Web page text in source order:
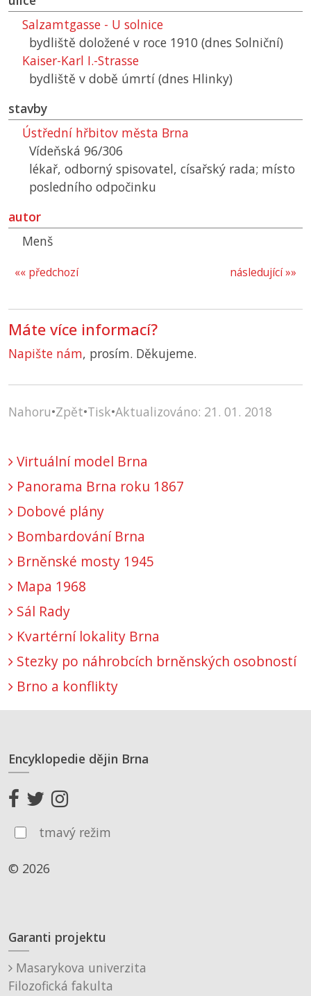
Salzamtgasse - U solnice
bydliště doložené v roce 1910 (dnes Solniční)
Kaiser-Karl I.-Strasse
bydliště v době úmrtí (dnes Hlinky)
stavby
Ústřední hřbitov města Brna
Vídeňská 96/306
lékař, odborný spisovatel, císařský rada; místo
posledního odpočinku
autor
Menš
následující »»
«« předchozí
Máte více informací?
Napište nám, prosím. Děkujeme.
Nahoru•Zpět•Tisk•Aktualizováno: 21. 01. 2018
Virtuální model Brna
Panorama Brna roku 1867
Dobové plány
Bombardování Brna
Brněnské mosty 1945
Mapa 1968
Sál Rady
Kvartérní lokality Brna
Stezky po náhrobcích brněnských osobností
Brno a konflikty
Encyklopedie dějin Brna
tmavý režim
© 2026
Garanti projektu
Masarykova univerzita
Filozofická fakulta